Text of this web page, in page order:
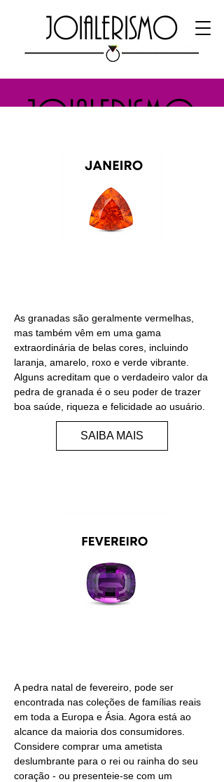
JOIALERISMO
JOIALERISMO
As granadas são geralmente vermelhas,
mas também vêm em uma gama
extraordinária de belas cores, incluindo
laranja, amarelo, roxo e verde vibrante.
Alguns acreditam que o verdadeiro valor da
pedra de granada é o seu poder de trazer
boa saúde, riqueza e felicidade ao usuário.
SAIBA MAIS
A pedra natal de fevereiro, pode ser
encontrada nas coleções de famílias reais
em toda a Europa e Ásia. Agora está ao
alcance da maioria dos consumidores.
Considere comprar uma ametista
deslumbrante para o rei ou rainha do seu
coração - ou presenteie-se com um